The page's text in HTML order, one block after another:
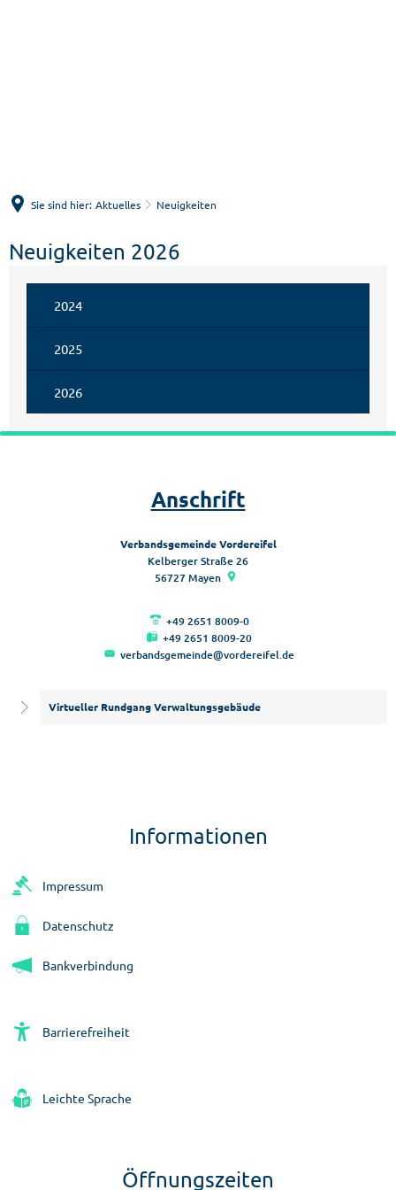
Sie sind hier: Aktuelles Neuigkeiten
Neuigkeiten 2026
2024
2025
2026
Anschrift
Verbandsgemeinde Vordereifel
Kelberger Straße 26
56727 Mayen
+49 2651 8009-0
+49 2651 8009-20
verbandsgemeinde@vordereifel.de
Virtueller Rundgang Verwaltungsgebäude
Informationen
Impressum
Datenschutz
Bankverbindung
Barrierefreiheit
Leichte Sprache
Öffnungszeiten